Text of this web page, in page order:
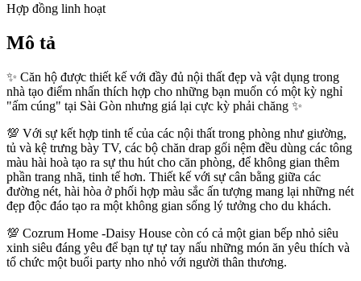
Hợp đồng linh hoạt
Mô tả
✨ Căn hộ được thiết kế với đầy đủ nội thất đẹp và vật dụng trong
nhà tạo điểm nhấn thích hợp cho những bạn muốn có một kỳ nghỉ
"ấm cúng" tại Sài Gòn nhưng giá lại cực kỳ phải chăng ✨
💯 Với sự kết hợp tinh tế của các nội thất trong phòng như giường,
tủ và kệ trưng bày TV, các bộ chăn drap gối nệm đều dùng các tông
màu hài hoà tạo ra sự thu hút cho căn phòng, để không gian thêm
phần trang nhã, tinh tế hơn. Thiết kế với sự cân bằng giữa các
đường nét, hài hòa ở phối hợp màu sắc ấn tượng mang lại những nét
đẹp độc đáo tạo ra một không gian sống lý tưởng cho du khách.
💯 Cozrum Home -Daisy House còn có cả một gian bếp nhỏ siêu
xinh siêu đáng yêu để bạn tự tự tay nấu những món ăn yêu thích và
tổ chức một buổi party nho nhỏ với người thân thương.